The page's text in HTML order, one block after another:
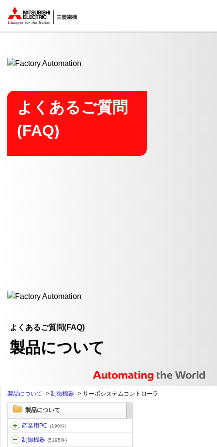
ここから本文
よくあるご質問
(FAQ)
よくあるご質問(FAQ)
製品について
製品について > 制御機器 > サーボシステムコントローラ
製品について
産業用PC (190件)
制御機器 (5195件)